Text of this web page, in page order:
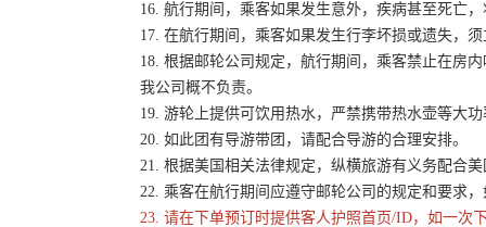
16. 航行期间，乘客如果发生意外，疾病甚至死亡
17. 在航行期间，乘客如果发生行李坏损或遗失，
18. 根据邮轮公司规定，航行期间，乘客禁止在房
我公司概不负责。
19. 游轮上提供可饮用热水，严禁携带热水壶等大
20. 如此团有导游带团，请配合导游的合理安排。
21. 根据美国相关法律规定，纵横旅游有义务配合
22. 乘客在航行期间应遵守邮轮公司的规定和要求
23. 请在下单预订时提供客人护照首页/ID，如一次